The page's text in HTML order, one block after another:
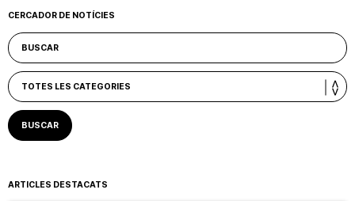
CERCADOR DE NOTÍCIES
ARTICLES DESTACATS